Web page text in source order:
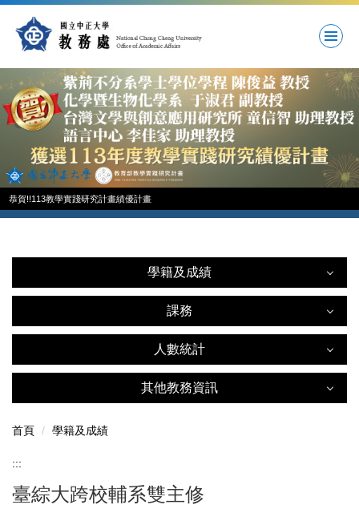
到
容
區
恭賀!!113教學實踐研究計畫績優計畫
學籍及成績
學籍及成績
課務
課務
人數統計
人數統計
學生人數統計
其他教務資訊
其他
首頁 學籍及成績
:::
臺綜大跨校輔系雙主修